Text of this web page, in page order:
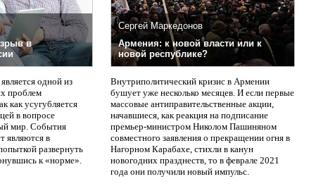
в
одной из
проблем
как усугубляется
в вопросе
мир. События
являются в
развернуть
к «норме».
Сергей Маркедонов
Армения: к новой власти или к
новой республике?
Внутриполитический кризис в Армении
бушует уже несколько месяцев. И если первые
массовые антиправительственные акции,
начавшиеся, как реакция на подписание
премьер-министром Николом Пашиняном
совместного заявления о прекращении огня в
Нагорном Карабахе, стихли в канун
новогодних празднеств, то в феврале 2021
года они получили новый импульс.